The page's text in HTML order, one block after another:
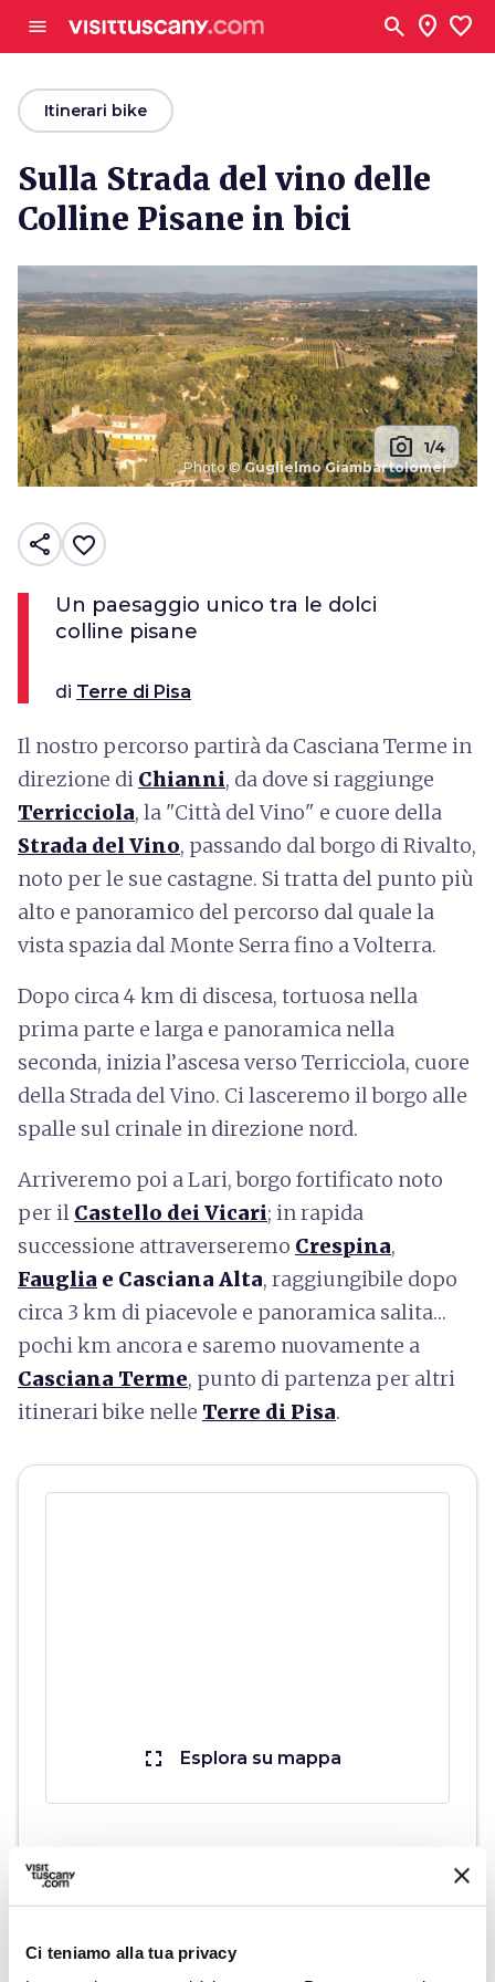
Ci teniamo alla tua privacy
menu search location_on favorite
arrow_backItinerari bike
Sulla Strada del vino delle
Colline Pisane in bici
Photo ©Guglielmo Giambartolomei
photo_camera 1/4
share favorite_border
Un paesaggio unico tra le dolci
colline pisane
di Terre di Pisa
Il nostro percorso partirà da Casciana Terme in
direzione di Chianni, da dove si raggiunge
Terricciola, la "Città del Vino" e cuore della
Strada del Vino, passando dal borgo di Rivalto,
noto per le sue castagne. Si tratta del punto più
alto e panoramico del percorso dal quale la
vista spazia dal Monte Serra fino a Volterra.
Dopo circa 4 km di discesa, tortuosa nella
prima parte e larga e panoramica nella
seconda, inizia l’ascesa verso Terricciola, cuore
della Strada del Vino. Ci lasceremo il borgo alle
spalle sul crinale in direzione nord.
Arriveremo poi a Lari, borgo fortificato noto
per il Castello dei Vicari; in rapida
successione attraverseremo Crespina,
Fauglia e Casciana Alta, raggiungibile dopo
circa 3 km di piacevole e panoramica salita…
pochi km ancora e saremo nuovamente a
Casciana Terme, punto di partenza per altri
itinerari bike nelle Terre di Pisa.
fullscreen Esplora su mappa
vertical_align_top